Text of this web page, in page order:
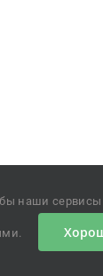
наши сервисы